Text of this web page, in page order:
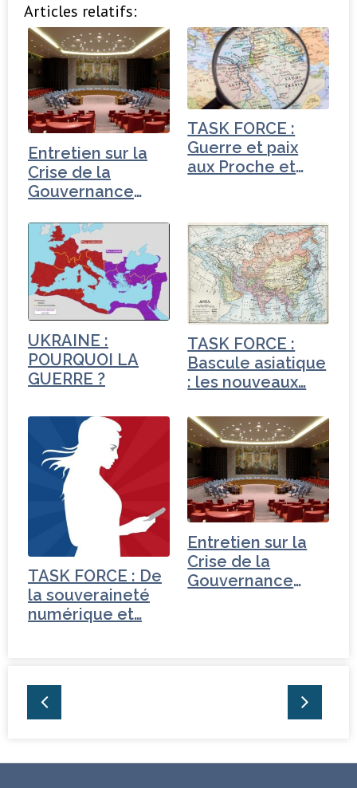
c
e
b
o
o
k
it
t
e
r
k
e
dI
n
ta
g
e
r
Articles relatifs:
Entretien sur la
Crise de la
Gouvernance
Turquie
TASK FORCE :
Guerre et paix
aux Proche et
UKRAINE :
POURQUOI LA
GUERRE ?
TASK FORCE :
Bascule asiatique
: les nouveaux…
TASK FORCE : De
la souveraineté
numérique et…
Entretien sur la
Crise de la
Gouvernance